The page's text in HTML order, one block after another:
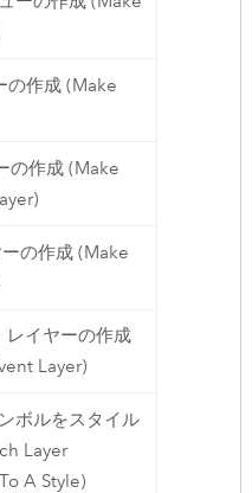
の作成 (Make
の作成 (Make
の作成 (Make
レイヤーの作成
Layer)
ボルをスタイル
Layer
A Style)